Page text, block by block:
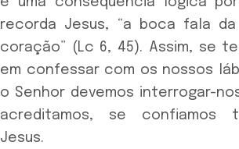
recorda Jesus, “a boca fala da
coração” (Lc 6, 45). Assim, se
em confessar com os nossos
o Senhor devemos interrogar-
acreditamos, se confiamos
Jesus.